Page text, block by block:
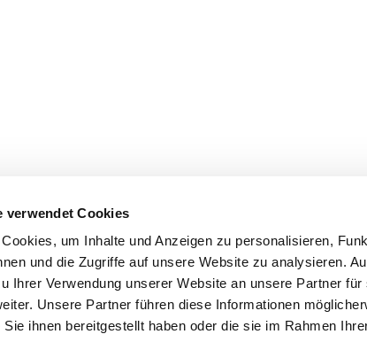
verwendet Cookies
um Inhalte und Anzeigen zu personalisieren,
und die Zugriffe auf unsere Website zu analysieren.
Ihrer Verwendung unserer Website an unsere Partner
Unsere Partner führen diese Informationen
ihnen bereitgestellt haben oder die sie im Rahmen